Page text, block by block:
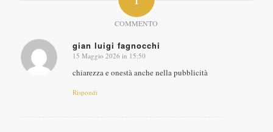
COMMENTO
gian luigi fagnocchi
dice:
15 Maggio 2026 in 15:50
chiarezza e onestà anche nella pubblicità
Rispondi